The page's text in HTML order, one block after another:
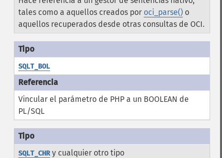
tales como a aquellos creados por oci_parse()o
aquellos recuperados desde otras consultas de OCI.
SQLT_BOL
Vincular el parámetro de PHP a un BOOLEAN de
PL/SQL
SQLT_CHRy cualquier otro tipo